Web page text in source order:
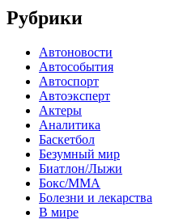
Рубрики
Автоновости
Автособытия
Автоспорт
Автоэксперт
Актеры
Аналитика
Баскетбол
Безумный мир
Биатлон/Лыжи
Бокс/MMA
Болезни и лекарства
В мире